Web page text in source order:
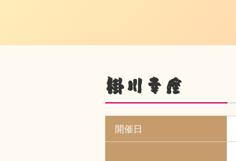
掛川幸座
開催日